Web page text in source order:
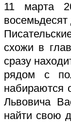
11 марта
схожи в
сразу
рядом с
набираются
Львовича
найти свою